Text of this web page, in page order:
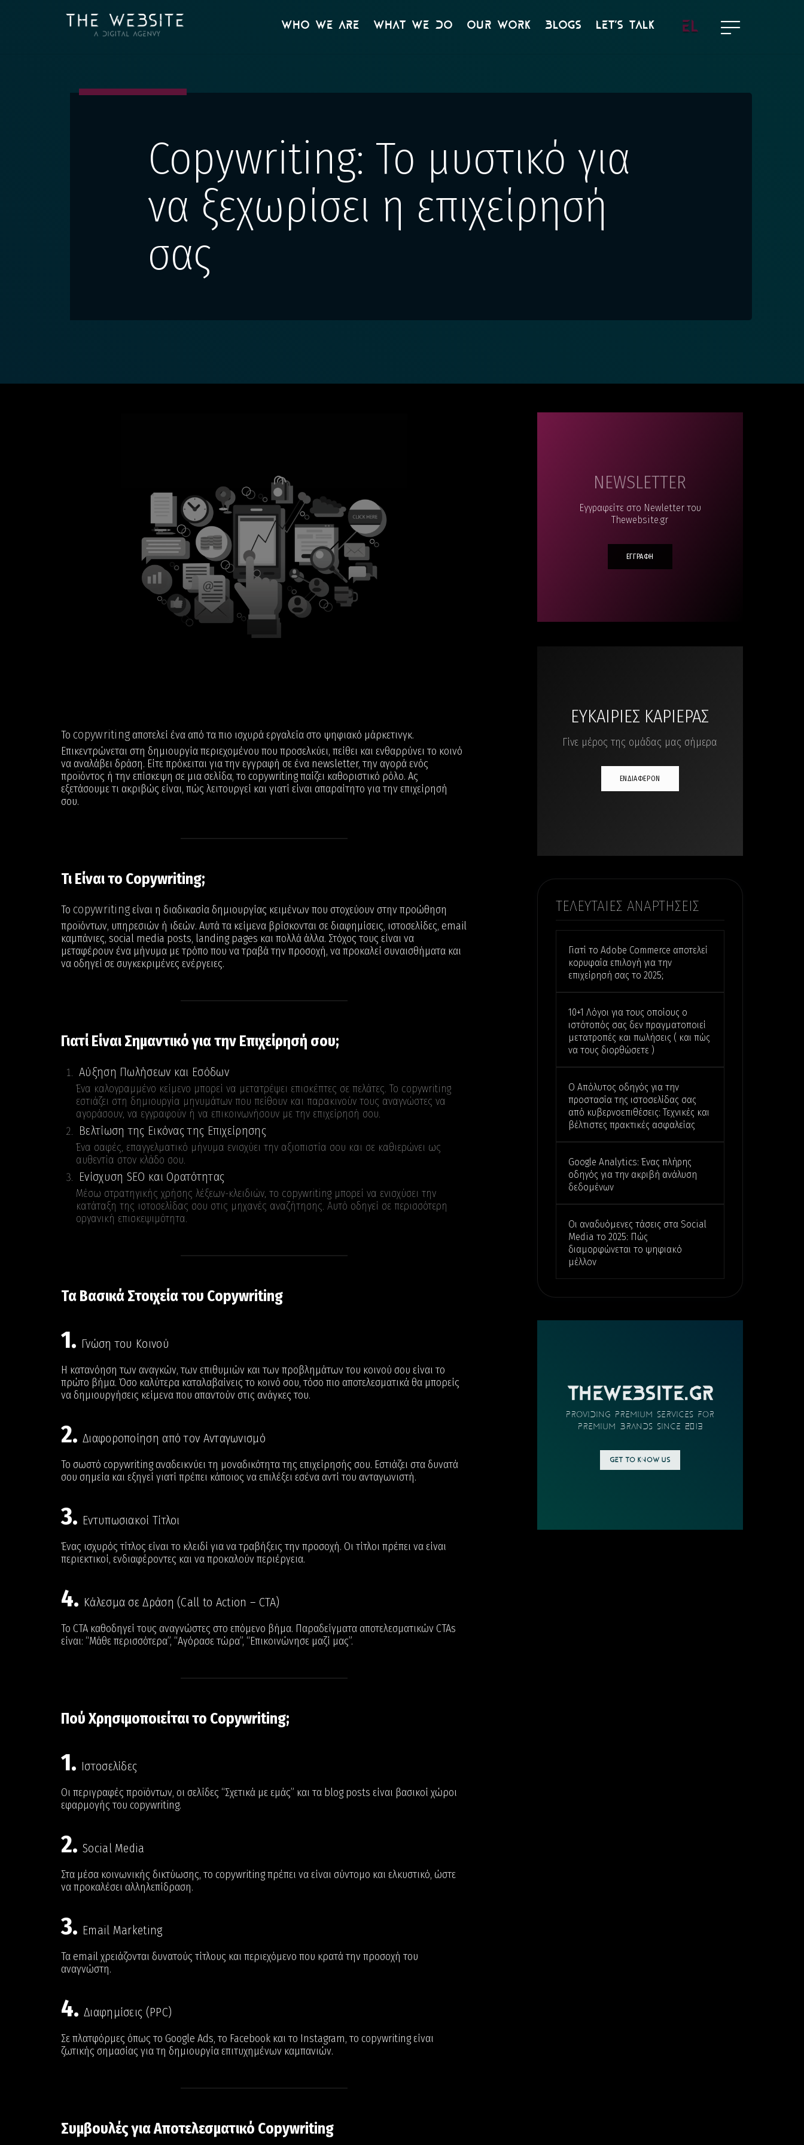
WHO WE ARE WHAT WE DO OUR WORK BLOGS LET’S TALK EL
Copywriting: Το μυστικό για
να ξεχωρίσει η επιχείρησή
σας
Το copywritingαποτελεί ένα από τα πιο ισχυρά εργαλεία στο ψηφιακό μάρκετινγκ.
Επικεντρώνεται στη δημιουργία περιεχομένου που προσελκύει, πείθει και ενθαρρύνει το κοινό
να αναλάβει δράση. Είτε πρόκειται για την εγγραφή σε ένα newsletter, την αγορά ενός
προϊόντος ή την επίσκεψη σε μια σελίδα, το copywriting παίζει καθοριστικό ρόλο. Ας
εξετάσουμε τι ακριβώς είναι, πώς λειτουργεί και γιατί είναι απαραίτητο για την επιχείρησή
σου.
Τι Είναι το Copywriting;
Το copywriting είναι η διαδικασία δημιουργίας κειμένων που στοχεύουν στην προώθηση
προϊόντων, υπηρεσιών ή ιδεών. Αυτά τα κείμενα βρίσκονται σε διαφημίσεις, ιστοσελίδες, email
καμπάνιες, social media posts, landing pages και πολλά άλλα. Στόχος τους είναι να
μεταφέρουν ένα μήνυμα με τρόπο που να τραβά την προσοχή, να προκαλεί συναισθήματα και
να οδηγεί σε συγκεκριμένες ενέργειες.
Γιατί Είναι Σημαντικό για την Επιχείρησή σου;
Αύξηση Πωλήσεων και Εσόδων
Ένα καλογραμμένο κείμενο μπορεί να μετατρέψει επισκέπτες σε πελάτες. Το copywriting
εστιάζει στη δημιουργία μηνυμάτων που πείθουν και παρακινούν τους αναγνώστες να
αγοράσουν, να εγγραφούν ή να επικοινωνήσουν με την επιχείρησή σου.
Βελτίωση της Εικόνας της Επιχείρησης
Ένα σαφές, επαγγελματικό μήνυμα ενισχύει την αξιοπιστία σου και σε καθιερώνει ως
αυθεντία στον κλάδο σου.
Ενίσχυση SEO και Ορατότητας
Μέσω στρατηγικής χρήσης λέξεων-κλειδιών, το copywriting μπορεί να ενισχύσει την
κατάταξη της ιστοσελίδας σου στις μηχανές αναζήτησης. Αυτό οδηγεί σε περισσότερη
οργανική επισκεψιμότητα.
Τα Βασικά Στοιχεία του Copywriting
1. Γνώση του Κοινού
Η κατανόηση των αναγκών, των επιθυμιών και των προβλημάτων του κοινού σου είναι το
πρώτο βήμα. Όσο καλύτερα καταλαβαίνεις το κοινό σου, τόσο πιο αποτελεσματικά θα μπορείς
να δημιουργήσεις κείμενα που απαντούν στις ανάγκες του.
2. Διαφοροποίηση από τον Ανταγωνισμό
Το σωστό copywriting αναδεικνύει τη μοναδικότητα της επιχείρησής σου. Εστιάζει στα δυνατά
σου σημεία και εξηγεί γιατί πρέπει κάποιος να επιλέξει εσένα αντί του ανταγωνιστή.
3. Εντυπωσιακοί Τίτλοι
Ένας ισχυρός τίτλος είναι το κλειδί για να τραβήξεις την προσοχή. Οι τίτλοι πρέπει να είναι
περιεκτικοί, ενδιαφέροντες και να προκαλούν περιέργεια.
4. Κάλεσμα σε Δράση (Call to Action – CTA)
Το CTA καθοδηγεί τους αναγνώστες στο επόμενο βήμα. Παραδείγματα αποτελεσματικών CTAs
είναι: “Μάθε περισσότερα”, “Αγόρασε τώρα”, “Επικοινώνησε μαζί μας”.
Πού Χρησιμοποιείται το Copywriting;
1. Ιστοσελίδες
Οι περιγραφές προϊόντων, οι σελίδες “Σχετικά με εμάς” και τα blog posts είναι βασικοί χώροι
εφαρμογής του copywriting.
2. Social Media
Στα μέσα κοινωνικής δικτύωσης, το copywriting πρέπει να είναι σύντομο και ελκυστικό, ώστε
να προκαλέσει αλληλεπίδραση.
3. Email Marketing
Τα email χρειάζονται δυνατούς τίτλους και περιεχόμενο που κρατά την προσοχή του
αναγνώστη.
4. Διαφημίσεις (PPC)
Σε πλατφόρμες όπως το Google Ads, το Facebook και το Instagram, το copywriting είναι
ζωτικής σημασίας για τη δημιουργία επιτυχημένων καμπανιών.
Συμβουλές για Αποτελεσματικό Copywriting
NEWSLETTER
Εγγραφείτε στο Newletter του
Thewebsite.gr
ΕΓΓΡΑΦΗ
ΕΥΚΑΙΡΙΕΣ ΚΑΡΙΕΡΑΣ
Γίνε μέρος της ομάδας μας σήμερα
ΕΝΔΙΑΦΕΡΟΝ
ΤΕΛΕΥΤΑΙΕΣ ΑΝΑΡΤΗΣΕΙΣ
Γιατί το Adobe Commerce αποτελεί
κορυφαία επιλογή για την
επιχείρησή σας το 2025;
10+1 Λόγοι για τους οποίους ο
ιστότοπός σας δεν πραγματοποιεί
μετατροπές και πωλήσεις ( και πώς
να τους διορθώσετε )
Ο Απόλυτος οδηγός για την
προστασία της ιστοσελίδας σας
από κυβερνοεπιθέσεις: Τεχνικές και
βέλτιστες πρακτικές ασφαλείας
Google Analytics: Ένας πλήρης
οδηγός για την ακριβή ανάλυση
δεδομένων
Οι αναδυόμενες τάσεις στα Social
Media το 2025: Πώς
διαμορφώνεται το ψηφιακό
μέλλον
THEWEBSITE.GR
providing PREMIUM SERVICES FOR
PREMIUM BRANDS SINCE 2013
GET TO KNOW US